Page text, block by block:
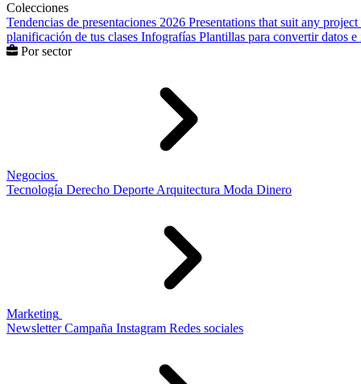
Colecciones
Tendencias de presentaciones 2026 Presentations that suit any project
planificación de tus clases Infografías Plantillas para convertir datos
Por sector
Negocios
Tecnología Derecho Deporte Arquitectura Moda Dinero
Marketing
Newsletter Campaña Instagram Redes sociales